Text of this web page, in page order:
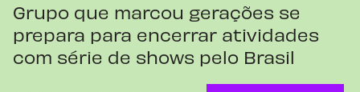
Grupo que marcou gerações se
prepara para encerrar atividades
com série de shows pelo Brasil